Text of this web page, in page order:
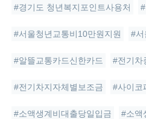
#경기도 청년복지포인트사용처
#서울청년교통비10만원지원 #서
#알뜰교통카드신한카드 #전기차
#전기차지자체별보조금 #사이코
#소액생계비대출당일입금 #소액